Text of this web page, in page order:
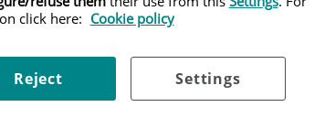
Email
click here: Cookie policy
Settings
Reject